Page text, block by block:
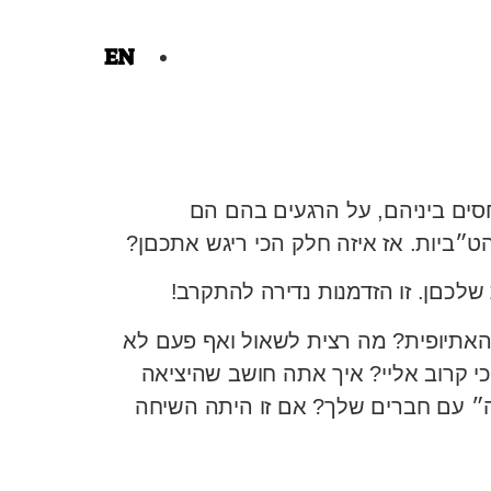
EN
ביניהם, על הרגעים בהם הם
אז איזה חלק הכי ריגש אתכםן?
זו הזדמנות נדירה להתקרב!
מה רצית לשאול ואף פעם לא
אליי? איך אתה חושב שהיציאה
עם חברים שלך? אם זו היתה השיחה